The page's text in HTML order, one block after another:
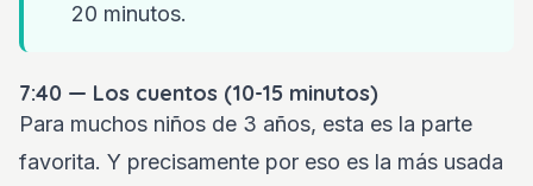
20 minutos.
7:40 — Los cuentos (10-15 minutos)
Para muchos niños de 3 años, esta es la parte
favorita. Y precisamente por eso es la más usada